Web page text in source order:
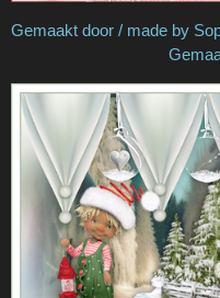
Gemaakt door / made by
Gemaakt door /